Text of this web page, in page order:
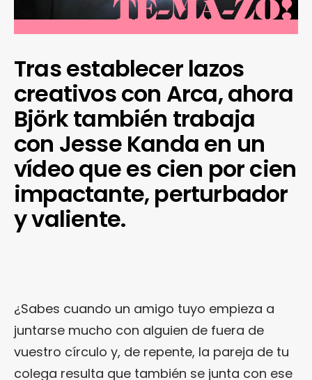
Tras establecer lazos
creativos con Arca, ahora
Björk también trabaja
con Jesse Kanda en un
vídeo que es cien por cien
impactante, perturbador
y valiente.
¿Sabes cuando un amigo tuyo empieza a
juntarse mucho con alguien de fuera de
vuestro círculo y, de repente, la pareja de tu
colega resulta que también se junta con ese